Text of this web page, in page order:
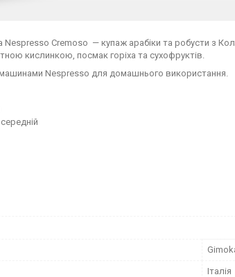
Nespresso Cremoso — купаж арабіки та робусти з
кислинкою, посмак горіха та сухофруктів.
Nespresso для домашнього використання.
Італія